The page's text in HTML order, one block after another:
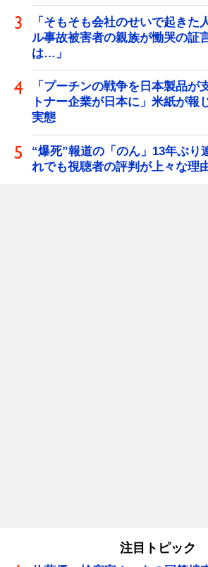
「そもそも会社のせいで起き
ル事故被害者の親族が慟哭の
は…」
「プーチンの戦争を日本製品が
トナー企業が日本に」米紙が報
実態
“爆死”報道の「のん」13年ぶ
れでも視聴者の評判が上々な理
注目トピック